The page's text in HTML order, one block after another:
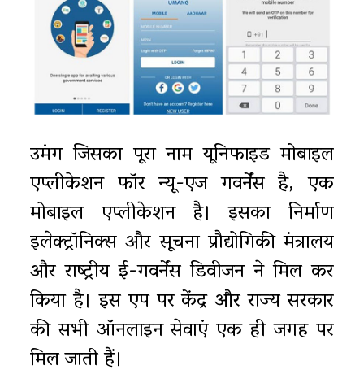
उमंग जिसका पूरा नाम यूनिफाइड मोबाइल
एप्लीकेशन फॉर न्यू-एज गवर्नेंस है, एक
मोबाइल एप्लीकेशन है। इसका निर्माण
इलेक्ट्रॉनिक्स और सूचना प्रौद्योगिकी मंत्रालय
और राष्ट्रीय ई-गवर्नेंस डिवीजन ने मिल कर
किया है। इस एप पर केंद्र और राज्य सरकार
की सभी ऑनलाइन सेवाएं एक ही जगह पर
मिल जाती हैं।